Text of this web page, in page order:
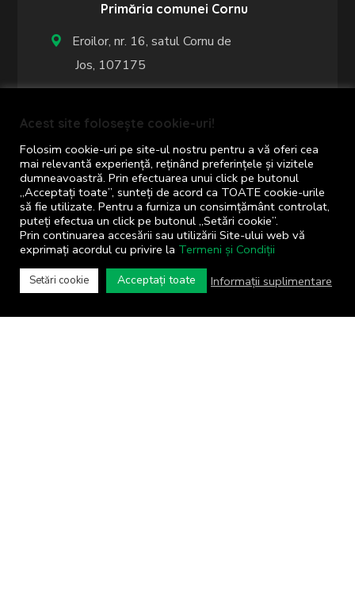
Primăria comunei Cornu
Eroilor, nr. 16, satul Cornu de
Jos, 107175
+40 244 367 402
Program de lucru cu publicul:
luni - vineri: 8:00 - 16:00
COMUNA CORNU
Acest site folosește cookie-uri!
Folosim cookie-uri pe site-ul nostru pentru a vă oferi cea
mai relevantă experiență, reținând preferințele și vizitele
dumneavoastră. Prin efectuarea unui click pe butonul
„Acceptați toate”, sunteți de acord ca TOATE cookie-urile
să fie utilizate. Pentru a furniza un consimțământ controlat,
puteți efectua un click pe butonul „Setări cookie”.
Prin continuarea accesării sau utilizării Site-ului web vă
exprimați acordul cu privire la Termeni și Condiții
Setări cookie Acceptați toate Informații suplimentare